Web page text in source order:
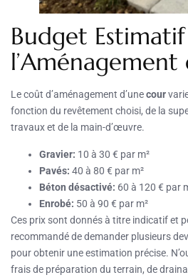
Budget
l’Aménagement
Le coût d’aménagement d’unecour
fonction du revêtement choisi, de la
travaux et de la main-d’œuvre.
Gravier: 10 à 30 € par m²
Pavés: 40 à 80 € par m²
Béton désactivé: 60 à 120 € par
Enrobé: 50 à 90 € par m²
Ces prix sont donnés à titre indicatif et
recommandé de demander plusieurs
pour obtenir une estimation précise.
frais de préparation du terrain, de